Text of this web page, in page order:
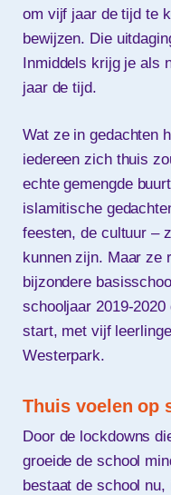
om vijf jaar de tijd te
bewijzen. Die
Inmiddels krijg je als
jaar de tijd.
Wat ze in gedachten
iedereen zich thuis
echte gemengde
islamitische
feesten, de cultuur –
kunnen zijn. Maar ze
bijzondere
schooljaar 2019-
start, met vijf
Westerpark.
Thuis voelen op
Door de lockdowns
groeide de school
bestaat de school